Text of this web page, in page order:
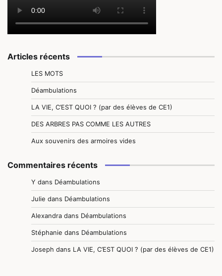
Articles récents
LES MOTS
Déambulations
LA VIE, C’EST QUOI ? (par des élèves de CE1)
DES ARBRES PAS COMME LES AUTRES
Aux souvenirs des armoires vides
Commentaires récents
Y dans Déambulations
Julie dans Déambulations
Alexandra dans Déambulations
Stéphanie dans Déambulations
Joseph dans LA VIE, C’EST QUOI ? (par des élèves de CE1)